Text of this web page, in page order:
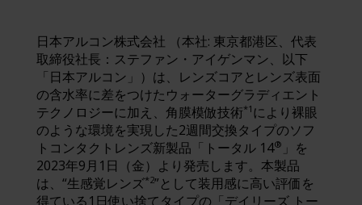
日本アルコン株式会社 （本社: 東京都港区、代表
取締役社長：ステファン・アイゲンマン、以下
「日本アルコン」）は、レンズコアとレンズ表面
の含水率に差をつけたウォーターグラディエント
テクノロジーに加え、角膜模倣技術*1 により裸眼
のような環境を実現した2週間交換タイプのソフ
トコンタクトレンズ新製品「トータル 14® 」を
2023年9月1日（金）より発売します。本製品
は、“生感覚レンズ*2”として装用感に高い評価を
得ている1日使い捨てタイプの「デイリーズ トー